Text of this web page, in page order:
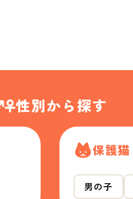
性別から探す
保護猫
男の子